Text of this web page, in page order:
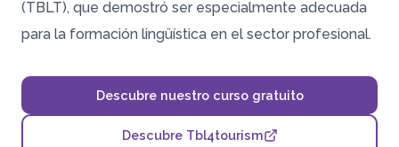
(TBLT), que demostró ser especialmente adecuada
para la formación lingüística en el sector profesional.
Descubre nuestro curso gratuito
Descubre Tbl4tourism